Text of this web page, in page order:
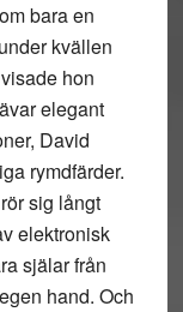
bara en
kvällen
hon
elegant
David
rymdfärder.
sig långt
elektronisk
själar från
hand. Och